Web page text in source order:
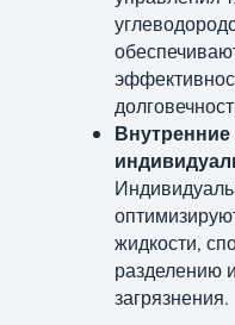
жидкости,
разделению
загрязнения.